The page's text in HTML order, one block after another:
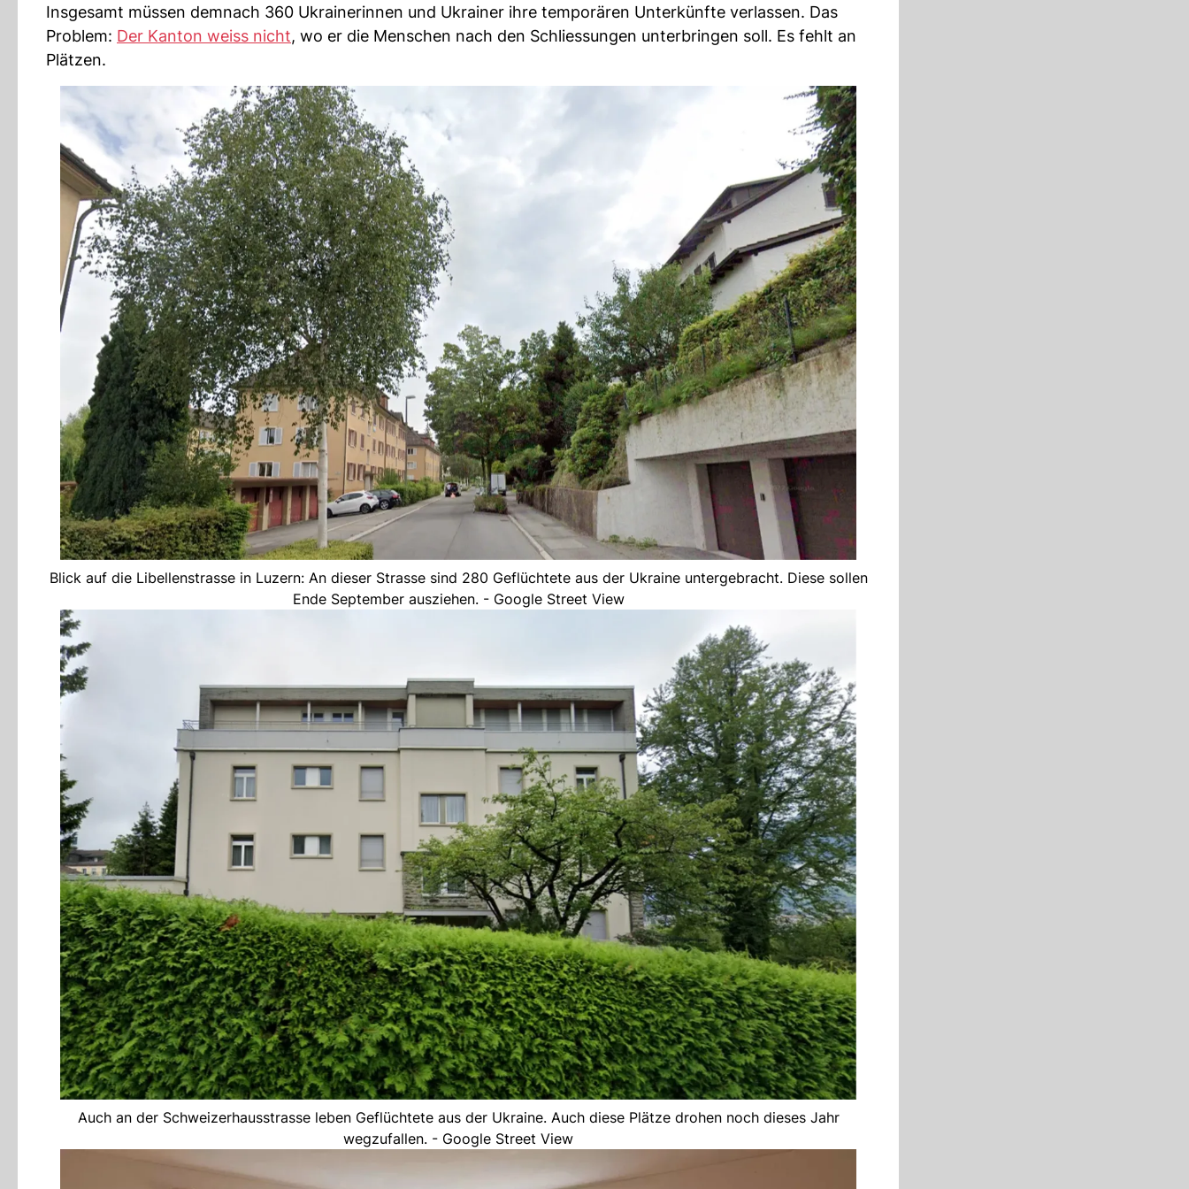
Insgesamt müssen demnach 360 Ukrainerinnen und Ukrainer ihre temporären Unterkünfte verlassen. Das
Problem: Der Kanton weiss nicht, wo er die Menschen nach den Schliessungen unterbringen soll. Es fehlt an
Plätzen.
Blick auf die Libellenstrasse in Luzern: An dieser Strasse sind 280 Geflüchtete aus der Ukraine untergebracht. Diese sollen
Ende September ausziehen. - Google Street View
Auch an der Schweizerhausstrasse leben Geflüchtete aus der Ukraine. Auch diese Plätze drohen noch dieses Jahr
wegzufallen. - Google Street View